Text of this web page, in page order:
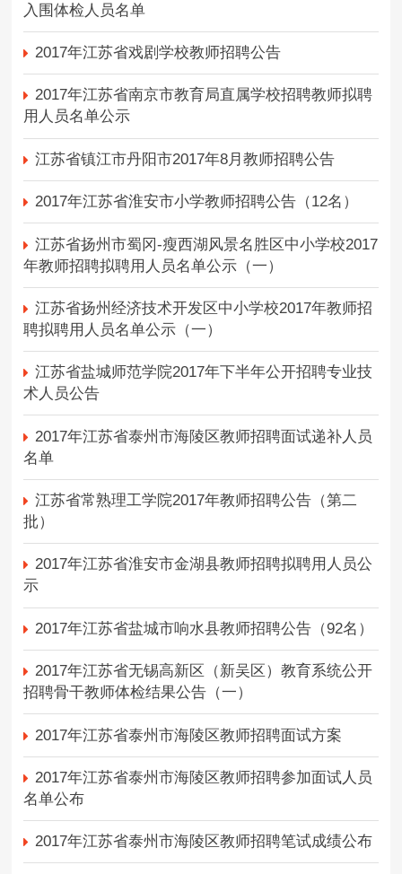
入围体检人员名单
2017年江苏省戏剧学校教师招聘公告
2017年江苏省南京市教育局直属学校招聘教师拟聘
用人员名单公示
江苏省镇江市丹阳市2017年8月教师招聘公告
2017年江苏省淮安市小学教师招聘公告（12名）
江苏省扬州市蜀冈-瘦西湖风景名胜区中小学校2017
年教师招聘拟聘用人员名单公示（一）
江苏省扬州经济技术开发区中小学校2017年教师招
聘拟聘用人员名单公示（一）
江苏省盐城师范学院2017年下半年公开招聘专业技
术人员公告
2017年江苏省泰州市海陵区教师招聘面试递补人员
名单
江苏省常熟理工学院2017年教师招聘公告（第二
批）
2017年江苏省淮安市金湖县教师招聘拟聘用人员公
示
2017年江苏省盐城市响水县教师招聘公告（92名）
2017年江苏省无锡高新区（新吴区）教育系统公开
招聘骨干教师体检结果公告（一）
2017年江苏省泰州市海陵区教师招聘面试方案
2017年江苏省泰州市海陵区教师招聘参加面试人员
名单公布
2017年江苏省泰州市海陵区教师招聘笔试成绩公布